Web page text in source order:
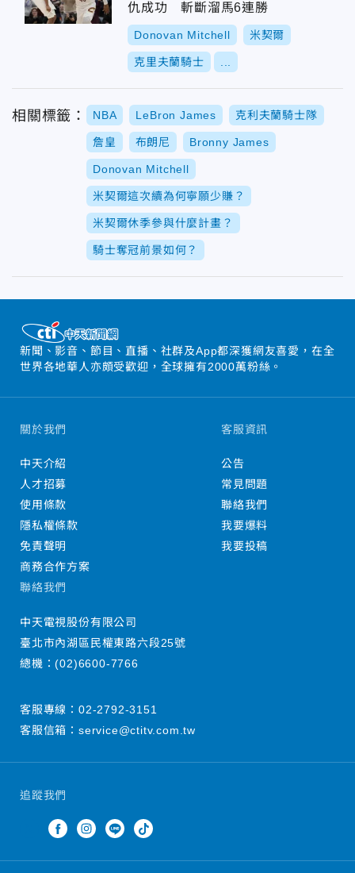
仇成功 斬斷溜馬6連勝
Donovan Mitchell 米契爾
克里夫蘭騎士
相關標籤： NBA LeBron James 克利夫蘭騎士隊
詹皇 布朗尼 Bronny James
Donovan Mitchell
米契爾這次續為何寧願少賺？
米契爾休季參與什麼計畫？
騎士奪冠前景如何？
新聞、影音、節目、直播、社群及App都深獲網友喜愛，在全
世界各地華人亦頗受歡迎，全球擁有2000萬粉絲。
追蹤我們
關於我們
中天介紹
人才招募
使用條款
隱私權條款
免責聲明
商務合作方案
客服資訊
公告
常見問題
聯絡我們
我要爆料
我要投稿
聯絡我們
中天電視股份有限公司
臺北市內湖區民權東路六段25號
總機：(02)6600-7766
客服專線： 02-2792-3151
客服信箱： service@ctitv.com.tw